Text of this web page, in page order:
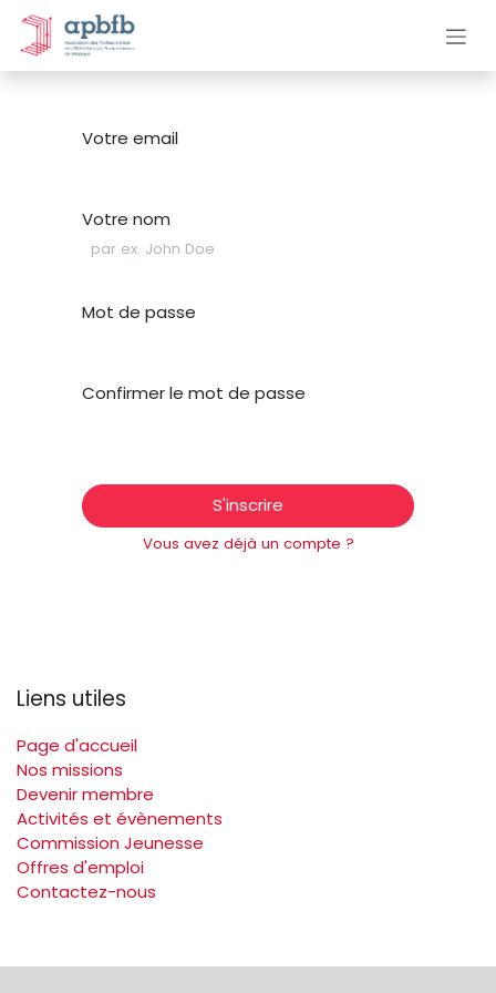
Se rendre au contenu
Votre email
Votre nom
Mot de passe
Confirmer le mot de passe
S'inscrire
Vous avez déjà un compte ?
Liens utiles
Page d'accueil
Nos missions
Devenir membre
Activités et évènements
Commission Jeunesse
Offres d'emploi
Contactez-nous